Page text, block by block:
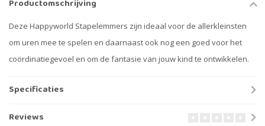
Productomschrijving
Deze Happyworld Stapelemmers zijn ideaal voor de allerkleinsten
om uren mee te spelen en daarnaast ook nog een goed voor het
coördinatiegevoel en om de fantasie van jouw kind te ontwikkelen.
Specificaties
Reviews